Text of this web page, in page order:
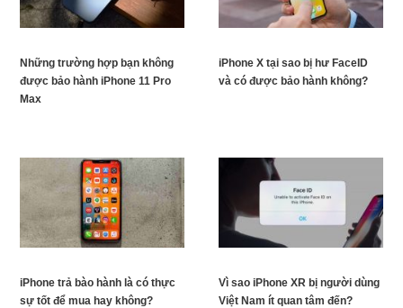
Những trường hợp bạn không
được bảo hành iPhone 11 Pro
Max
iPhone X tại sao bị hư FaceID
và có được bảo hành không?
iPhone trả bào hành là có thực
sự tốt để mua hay không?
Vì sao iPhone XR bị người dùng
Việt Nam ít quan tâm đến?